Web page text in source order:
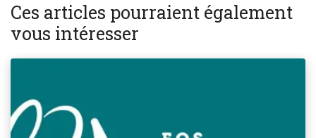
Ces articles pourraient également
vous intéresser